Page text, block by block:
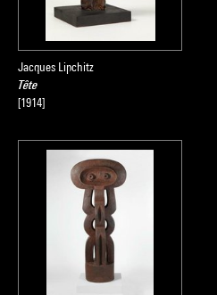
Jacques Lipchitz
Tête
[1914]